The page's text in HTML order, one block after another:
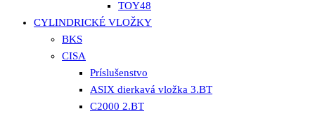
TOY48
CYLINDRICKÉ VLOŽKY
BKS
CISA
Príslušenstvo
ASIX dierkavá vložka 3.BT
C2000 2.BT